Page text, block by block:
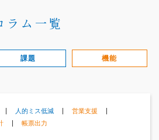
・お盆・年末年始を除く
ラム一覧
課題
失敗に学ぶ
機能
人的ミス低減
営業支援
帳票出力